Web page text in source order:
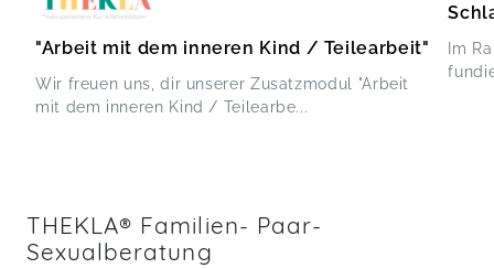
"Arbeit mit dem inneren Kind / Teilearbeit"
Wir freuen uns, dir unserer Zusatzmodul "Arbeit
mit dem inneren Kind / Teilearbe...
Im
THEKLA® Familien- Paar-
Sexualberatung